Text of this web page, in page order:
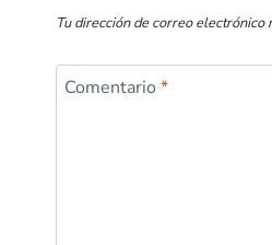
Tu dirección de correo electrónico
Comentario *